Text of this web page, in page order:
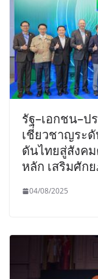
รัฐ–เอกชน–ป
เชี่ยวชาญระดั
ดันไทยสู่สังค
หลัก เสริมศัก
04/08/2025